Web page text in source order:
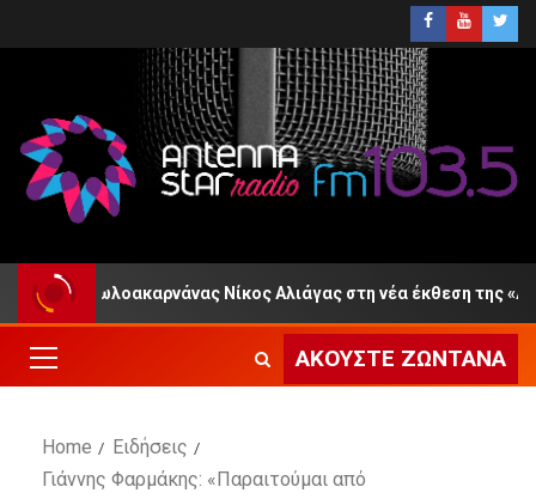
Αιτωλοακαρνάνας Νίκος Αλιάγας στη νέα έκθεση της
ΑΚΟΎΣΤΕ ΖΩΝΤΑΝΆ
Home
Ειδήσεις
Γιάννης Φαρμάκης: «Παραιτούμαι από